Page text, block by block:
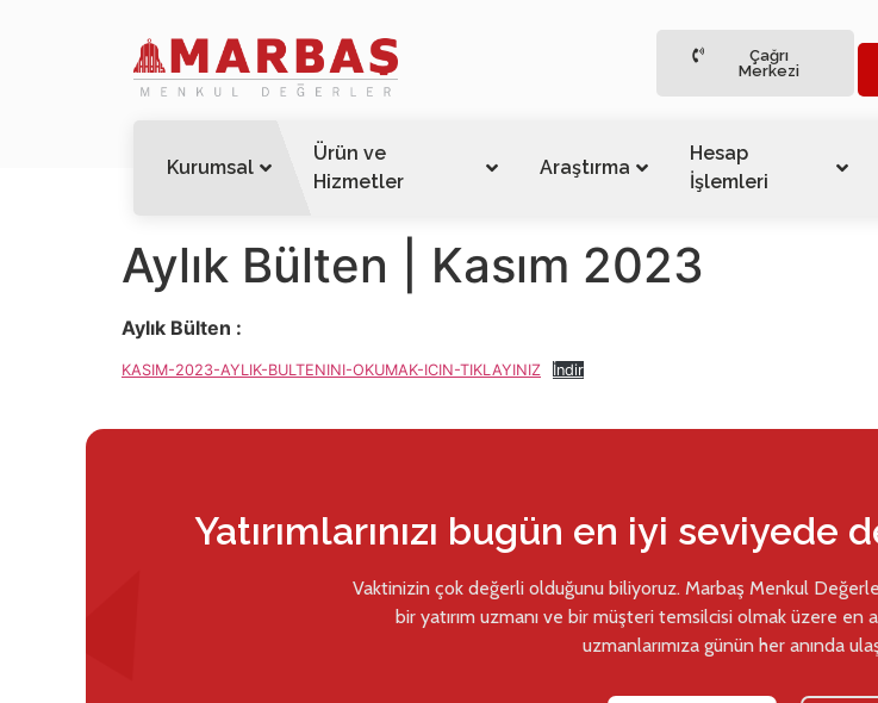
Çağrı
Merkezi
Kurumsal
Ürün ve
Hizmetler
Araştırma
Hesap
İşlemleri
Aylık Bülten | Kasım 2023
Aylık Bülten :
KASIM-2023-AYLIK-BULTENINI-OKUMAK-ICIN-TIKLAYINIZ İndir
Yatırımlarınızı bugün en iyi seviyede
Vaktinizin çok değerli olduğunu biliyoruz. Marbaş Menkul
bir yatırım uzmanı ve bir müşteri temsilcisi olmak üzere en
uzmanlarımıza günün her anında